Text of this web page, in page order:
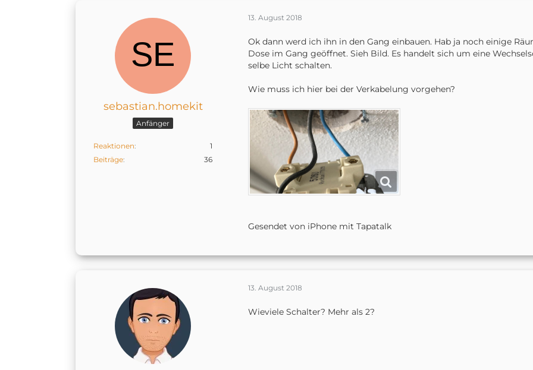
sebastian.homekit
Anfänger
Reaktionen
1
Beiträge
36
13. August 2018
Ok dann werd ich ihn in den Gang einbauen. Hab ja noch einige
Dose im Gang geöffnet. Sieh Bild. Es handelt sich um eine
selbe Licht schalten.
Wie muss ich hier bei der Verkabelung vorgehen?
Gesendet von iPhone mit Tapatalk
13. August 2018
Wieviele Schalter? Mehr als 2?